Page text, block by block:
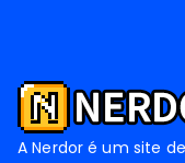
A Nerdor é um site